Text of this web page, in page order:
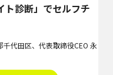
ト診断」でセルフチ
代田区、代表取締役CEO 永